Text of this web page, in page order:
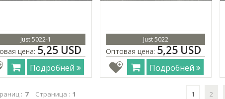
Just 5022-1
цена: 5,25 USD
Подробней
Just 5022
Оптовая цена: 5,25 USD
Подробней
: 7 Страница : 1 1 2